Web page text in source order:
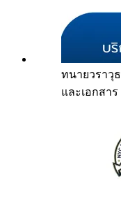
ทนายวราวุธ
และเอกสาร